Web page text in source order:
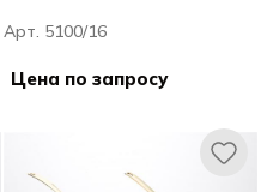
Арт. 5100/16
Цена по запросу